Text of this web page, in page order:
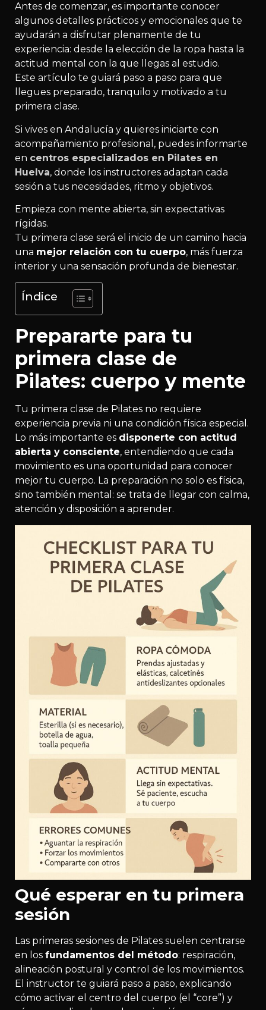
Antes de comenzar, es importante conocer
algunos detalles prácticos y emocionales que te
ayudarán a disfrutar plenamente de tu
experiencia: desde la elección de la ropa hasta la
actitud mental con la que llegas al estudio.
Este artículo te guiará paso a paso para que
llegues preparado, tranquilo y motivado a tu
primera clase.
Si vives en Andalucía y quieres iniciarte con
acompañamiento profesional, puedes informarte
en centros especializados en Pilates en
Huelva, donde los instructores adaptan cada
sesión a tus necesidades, ritmo y objetivos.
Empieza con mente abierta, sin expectativas
rígidas.
Tu primera clase será el inicio de un camino hacia
una mejor relación con tu cuerpo, más fuerza
interior y una sensación profunda de bienestar.
Índice
Prepararte para tu
primera clase de
Pilates: cuerpo y mente
Tu primera clase de Pilates no requiere
experiencia previa ni una condición física especial.
Lo más importante es disponerte con actitud
abierta y consciente, entendiendo que cada
movimiento es una oportunidad para conocer
mejor tu cuerpo. La preparación no solo es física,
sino también mental: se trata de llegar con calma,
atención y disposición a aprender.
Qué esperar en tu primera
sesión
Las primeras sesiones de Pilates suelen centrarse
en los fundamentos del método: respiración,
alineación postural y control de los movimientos.
El instructor te guiará paso a paso, explicando
cómo activar el centro del cuerpo (el “core”) y